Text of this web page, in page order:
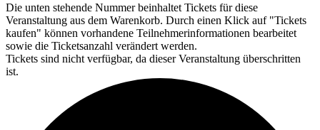
Die unten stehende Nummer beinhaltet Tickets für diese
Veranstaltung aus dem Warenkorb. Durch einen Klick auf "Tickets
kaufen" können vorhandene Teilnehmerinformationen bearbeitet
sowie die Ticketsanzahl verändert werden.
Tickets sind nicht verfügbar, da dieser Veranstaltung überschritten
ist.